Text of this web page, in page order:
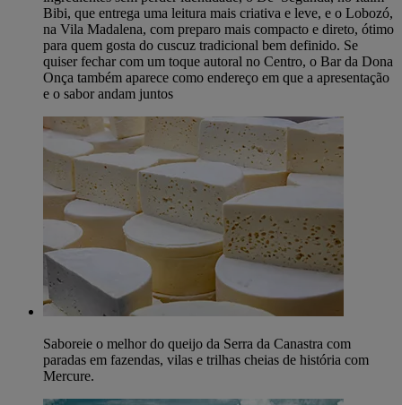
Bibi, que entrega uma leitura mais criativa e leve, e o Lobozó,
na Vila Madalena, com preparo mais compacto e direto, ótimo
para quem gosta do cuscuz tradicional bem definido. Se
quiser fechar com um toque autoral no Centro, o Bar da Dona
Onça também aparece como endereço em que a apresentação
e o sabor andam juntos
Saboreie o melhor do queijo da Serra da Canastra com
paradas em fazendas, vilas e trilhas cheias de história com
Mercure.